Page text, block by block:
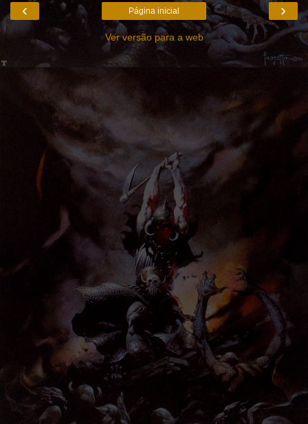
‹ ›
Página inicial
Ver versão para a web